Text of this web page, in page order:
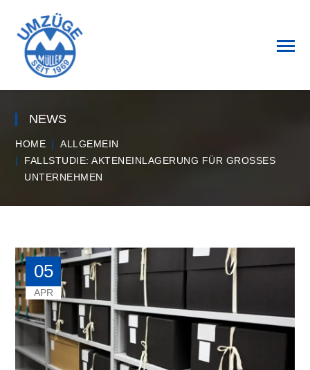
NEWS
HOME
ALLGEMEIN
FALLSTUDIE: AKTENEINLAGERUNG FÜR GROSSES U
NTERNEHMEN
05
APR